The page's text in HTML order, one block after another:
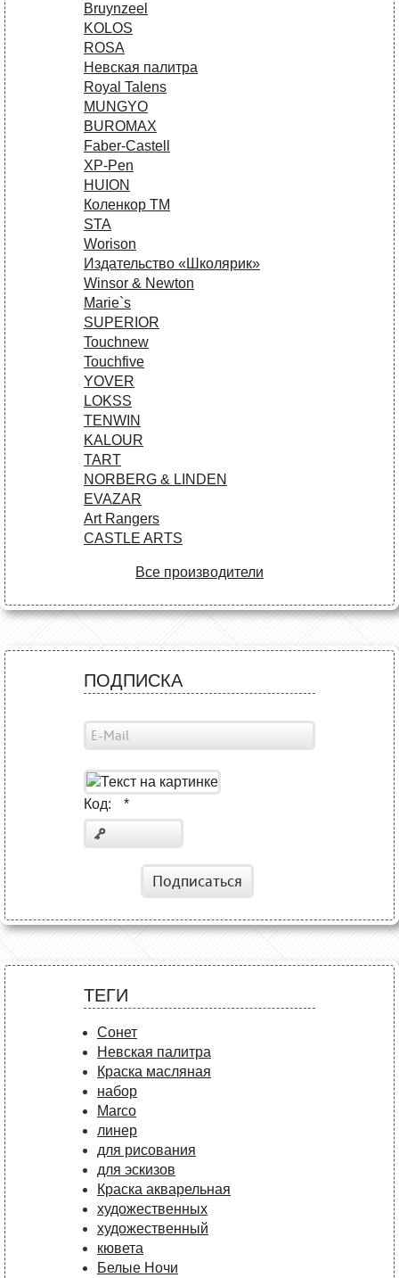
Bruynzeel
KOLOS
ROSA
Невская палитра
Royal Talens
MUNGYO
BUROMAX
Faber-Castell
XP-Pen
HUION
Коленкор ТМ
STA
Worison
Издательство «Школярик»
Winsor & Newton
Marie`s
SUPERIOR
Touchnew
Touchfive
YOVER
LOKSS
TENWIN
KALOUR
TART
NORBERG & LINDEN
EVAZAR
Art Rangers
CASTLE ARTS
Все производители
ПОДПИСКА
Код: *
Подписаться
ТЕГИ
Сонет
Невская палитра
Краска масляная
набор
Marco
линер
для рисования
для эскизов
Краска акварельная
художественных
художественный
кювета
Белые Ночи